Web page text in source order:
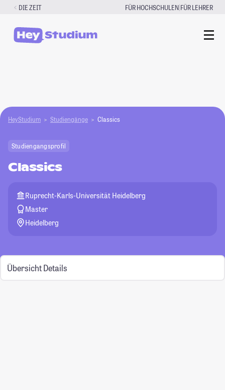
Zum
springen
DIE ZEIT FÜR HOCHSCHULEN|FÜR LEHRER
HeyStudium Studiengänge Classics
Studiengangsprofil
Classics
Ruprecht-Karls-Universität Heidelberg
Master
Heidelberg
Übersicht Details